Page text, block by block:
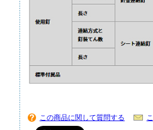
この商品に関して質問する